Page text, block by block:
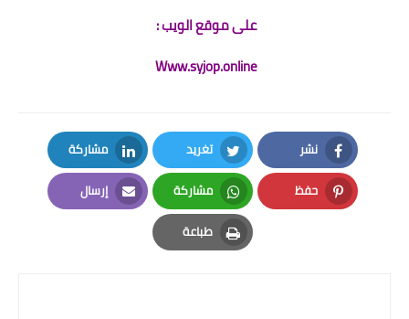
على موقع الويب :
Www.syjop.online
نشر
Facebook
تغريد
Twitter
مشاركة
LinkedIn
حفظ
Pinterest
مشاركة
Whatsapp
إرسال
Email
طباعة
Print